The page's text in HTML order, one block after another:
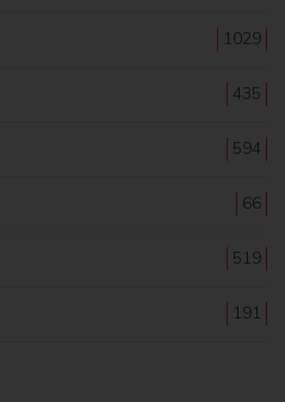
1029
435
594
66
519
191